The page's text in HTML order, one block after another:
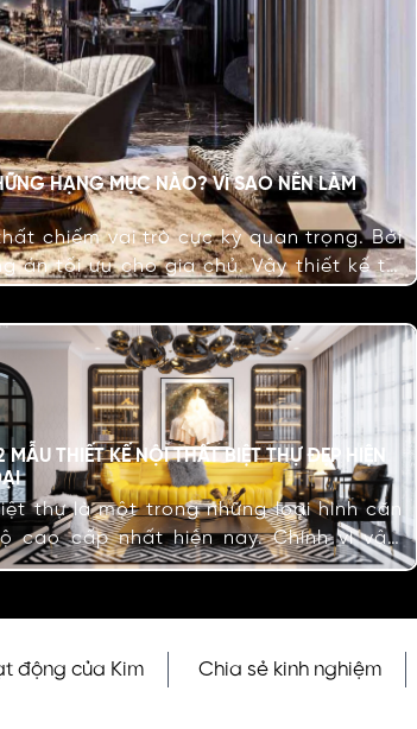
HẠNG MỤC NÀO? VÌ SAO NÊN LÀM
chiếm vai trò cực kỳ quan trọng. Bởi
án tối ưu cho gia chủ. Vậy thiết kế thi
MẪU THIẾT KẾ NỘI THẤT BIỆT THỰ ĐẸP HIỆN
thự là một trong những loại hình căn
cao cấp nhất hiện nay. Chính vì vậy,
kế nội thất biệt thự sao cho đẳng
Hãy cùng KIM khám phá những mẫu
kế nội thất biệt thự đẹp và sang
với…
động của Kim Chia sẻ kinh nghiệm